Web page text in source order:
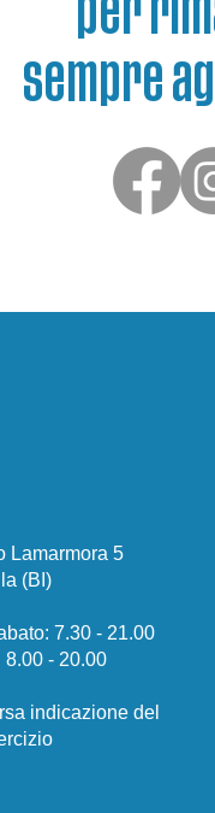
per
sempre
Lamarmora 5
(BI)
7.30 - 21.00
8.00 - 20.00
indicazione del